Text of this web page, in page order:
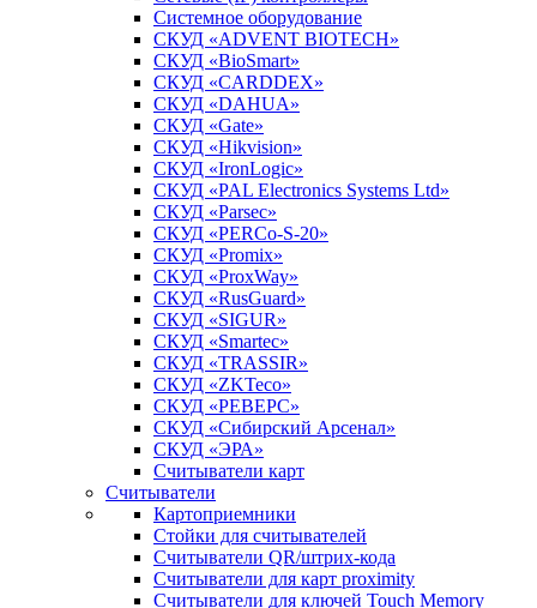
Системное оборудование
СКУД «ADVENT BIOTECH»
СКУД «BioSmart»
СКУД «CARDDEX»
СКУД «DAHUA»
СКУД «Gate»
СКУД «Hikvision»
СКУД «IronLogic»
СКУД «PAL Electronics Systems Ltd»
СКУД «Parsec»
СКУД «PERCo-S-20»
СКУД «Promix»
СКУД «ProxWay»
СКУД «RusGuard»
СКУД «SIGUR»
СКУД «Smartec»
СКУД «TRASSIR»
СКУД «ZKTeco»
СКУД «РЕВЕРС»
СКУД «Сибирский Арсенал»
СКУД «ЭРА»
Считыватели карт
Считыватели
Картоприемники
Стойки для считывателей
Считыватели QR/штрих-кода
Считыватели для карт proximity
Считыватели для ключей Touch Memory